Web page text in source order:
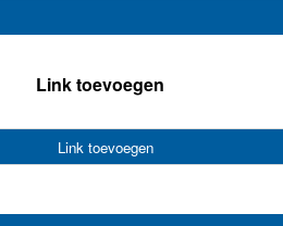
Link toevoegen
Link toevoegen